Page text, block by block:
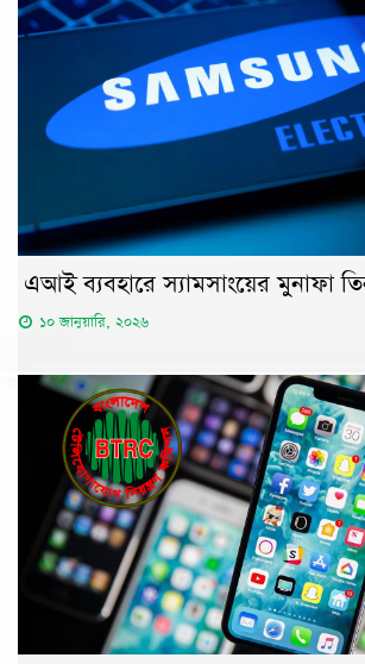
এআই ব্যবহারে স্যামসাংয়ের মুনাফা
১০ জানুয়ারি, ২০২৬